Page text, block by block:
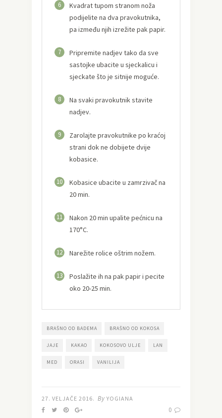
6
Kvadrat tupom stranom noža
podijelite na dva pravokutnika,
pa između njih izrežite pak papir.
7
Pripremite nadjev tako da sve
sastojke ubacite u sjeckalicu i
sjeckate što je sitnije moguće.
8
Na svaki pravokutnik stavite
nadjev.
9
Zarolajte pravokutnike po kraćoj
strani dok ne dobijete dvije
kobasice.
10
Kobasice ubacite u zamrzivač na
20 min.
11
Nakon 20 min upalite pećnicu na
170°C.
12 Narežite rolice oštrim nožem.
13
Poslažite ih na pak papir i pecite
oko 20-25 min.
BRAŠNO OD BADEMA BRAŠNO OD KOKOSA
JAJE KAKAO KOKOSOVO ULJE LAN
MED ORASI VANILIJA
27. VELJAČE 2016. By YOGIANA
0